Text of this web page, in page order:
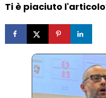
Ti è piaciuto